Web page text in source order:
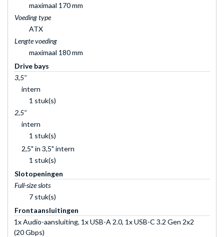
maximaal 170 mm
Voeding type
ATX
Lengte voeding
maximaal 180 mm
Drive bays
3,5"
intern
1 stuk(s)
2,5"
intern
1 stuk(s)
2,5" in 3,5" intern
1 stuk(s)
Slotopeningen
Full-size slots
7 stuk(s)
Frontaansluitingen
1x Audio-aansluiting, 1x USB-A 2.0, 1x USB-C 3.2 Gen 2x2
(20 Gbps)